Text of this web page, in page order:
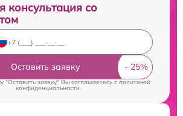
консультация со
Оставить заявку
"Оставить заявку" Вы соглашаетесь cполитикой
конфиденциальности